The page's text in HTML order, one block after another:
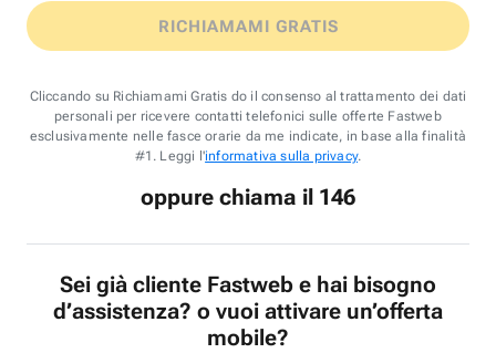
RICHIAMAMI GRATIS
Cliccando su Richiamami Gratis do il consenso al trattamento dei dati
personali per ricevere contatti telefonici sulle offerte Fastweb
esclusivamente nelle fasce orarie da me indicate, in base alla finalità
#1. Leggi l'informativa sulla privacy.
oppure chiama il 146
Sei già cliente Fastweb e hai bisogno
d’assistenza? o vuoi attivare un’offerta
mobile?